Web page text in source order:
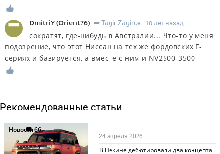
DmitriY (Orient76) R Tagir Zagirov 10 лет назад
сократят, где-нибудь в Австралии... Что-то у меня
подозрение, что этот Ниссан на тех же фордовских F-
сериях и базируется, а вместе с ним и NV2500-3500
Рекомендованные статьи
Новости66
В Пекине дебютировали два концепта
24 апреля 2026